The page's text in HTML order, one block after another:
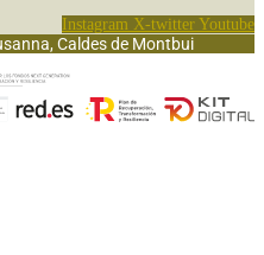
Instagram X-twitter Youtube
Caldes de Montbui